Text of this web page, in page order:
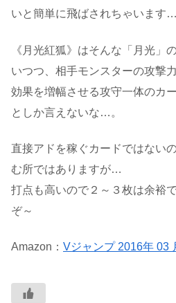
いと簡単に飛ばされちゃいます…
《月光紅狐》はそんな「月光」
いつつ、相手モンスターの攻撃
効果を増幅させる攻守一体のカ
としか言えないな…。
直接アドを稼ぐカードではない
む所ではありますが…
打点も高いので２～３枚は余裕
ぞ～
Amazon： Vジャンプ 2016年 03